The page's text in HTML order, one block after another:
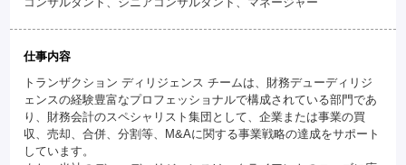
仕事内容
トランザクション ディリジェンス チームは、財務デューディリジ
ェンスの経験豊富なプロフェッショナルで構成されている部門であ
り、財務会計のスペシャリスト集団として、企業または事業の買
収、売却、合併、分割等、M&Aに関する事業戦略の達成をサポート
しています。